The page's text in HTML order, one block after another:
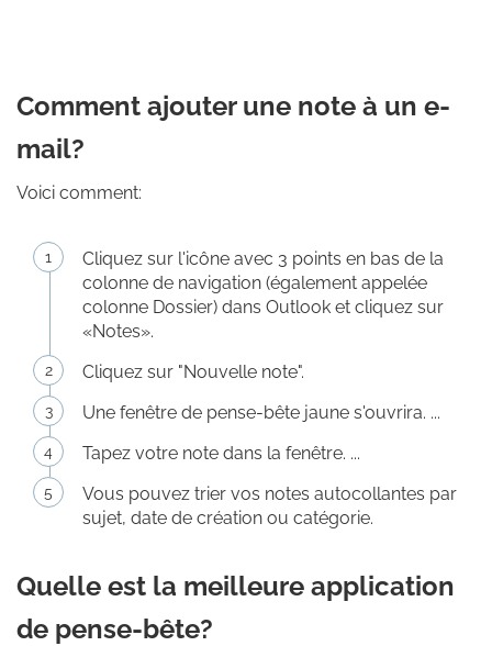
Comment ajouter une note à un e-
mail?
Voici comment:
Cliquez sur l'icône avec 3 points en bas de la
colonne de navigation (également appelée
colonne Dossier) dans Outlook et cliquez sur
«Notes».
Cliquez sur "Nouvelle note".
Une fenêtre de pense-bête jaune s'ouvrira. ...
Tapez votre note dans la fenêtre. ...
Vous pouvez trier vos notes autocollantes par
sujet, date de création ou catégorie.
Quelle est la meilleure application
de pense-bête?